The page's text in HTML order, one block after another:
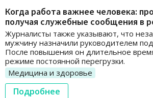
Когда работа важнее человека:
получая служебные сообщения в
Журналисты также указывают, что
мужчину назначили руководителем
После повышения он длительное
режиме постоянной перегрузки.
Медицина и здоровье
Подробнее